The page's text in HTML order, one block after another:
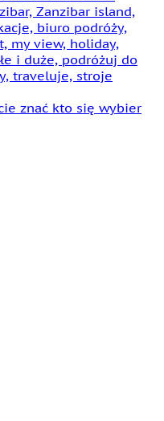
znać kto się wybier